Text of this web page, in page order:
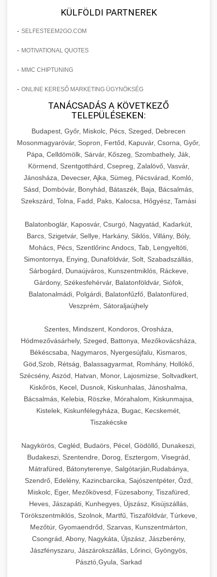
KÜLFÖLDI PARTNEREK
- SELFESTEEM2GO.COM
- MOTIVATIONAL QUOTES
- MMC CHIPTUNING
- ONLINE KERESŐ MARKETING ÜGYNÖKSÉG
TANÁCSADÁS A KÖVETKEZŐ
TELEPÜLÉSEKEN:
Budapest, Győr, Miskolc, Pécs, Szeged, Debrecen
Mosonmagyaróvár, Sopron, Fertőd, Kapuvár, Csorna, Győr,
Pápa, Celldömölk, Sárvár, Kőszeg, Szombathely, Ják,
Körmend, Szentgotthárd, Csepreg, Zalalövő, Vasvár,
Jánosháza, Devecser, Ajka, Sümeg, Pécsvárad, Komló,
Sásd, Dombóvár, Bonyhád, Bátaszék, Baja, Bácsalmás,
Szekszárd, Tolna, Fadd, Paks, Kalocsa, Hőgyész, Tamási
Balatonboglár, Kaposvár, Csurgó, Nagyatád, Kadarkút,
Barcs, Szigetvár, Sellye, Harkány, Siklós, Villány, Bóly,
Mohács, Pécs, Szentlőrinc Andocs, Tab, Lengyeltóti,
Simontornya, Enying, Dunaföldvár, Solt, Szabadszállás,
Sárbogárd, Dunaújváros, Kunszentmiklós, Ráckeve,
Gárdony, Székesfehérvár, Balatonföldvár, Siófok,
Balatonalmádi, Polgárdi, Balatonfűzfő, Balatonfüred,
Veszprém, Sátoraljaújhely
Szentes, Mindszent, Kondoros, Orosháza,
Hódmezővásárhely, Szeged, Battonya, Mezőkovácsháza,
Békéscsaba, Nagymaros, Nyergesújfalu, Kismaros,
Göd,Szob, Rétság, Balassagyarmat, Romhány, Hollókő,
Szécsény, Aszód, Hatvan, Monor, Lajosmizse, Soltvadkert,
Kiskőrös, Kecel, Dusnok, Kiskunhalas, Jánoshalma,
Bácsalmás, Kelebia, Röszke, Mórahalom, Kiskunmajsa,
Kistelek, Kiskunfélegyháza, Bugac, Kecskemét,
Tiszakécske
Nagykörös, Cegléd, Budaörs, Pécel, Gödöllő, Dunakeszi,
Budakeszi, Szentendre, Dorog, Esztergom, Visegrád,
Mátrafüred, Bátonyterenye, Salgótarján,Rudabánya,
Szendrő, Edelény, Kazincbarcika, Sajószentpéter, Ózd,
Miskolc, Eger, Mezőkövesd, Füzesabony, Tiszafüred,
Heves, Jászapáti, Kunhegyes, Újszász, Kisújszállás,
Törökszentmiklós, Szolnok, Martfű, Tiszaföldvár, Túrkeve,
Mezőtúr, Gyomaendrőd, Szarvas, Kunszentmárton,
Csongrád, Abony, Nagykáta, Újszász, Jászberény,
Jászfényszaru, Jászárokszállás, Lőrinci, Gyöngyös,
Pásztó,Gyula, Sarkad